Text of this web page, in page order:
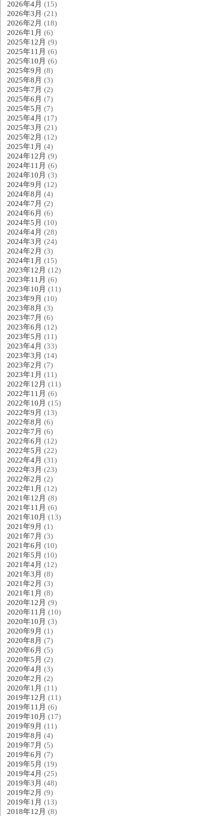
2026年4月 (15)
2026年3月 (21)
2026年2月 (18)
2026年1月 (6)
2025年12月 (9)
2025年11月 (6)
2025年10月 (6)
2025年9月 (8)
2025年8月 (3)
2025年7月 (2)
2025年6月 (7)
2025年5月 (7)
2025年4月 (17)
2025年3月 (21)
2025年2月 (12)
2025年1月 (4)
2024年12月 (9)
2024年11月 (6)
2024年10月 (3)
2024年9月 (12)
2024年8月 (4)
2024年7月 (2)
2024年6月 (6)
2024年5月 (10)
2024年4月 (28)
2024年3月 (24)
2024年2月 (3)
2024年1月 (15)
2023年12月 (12)
2023年11月 (6)
2023年10月 (11)
2023年9月 (10)
2023年8月 (3)
2023年7月 (6)
2023年6月 (12)
2023年5月 (11)
2023年4月 (33)
2023年3月 (14)
2023年2月 (7)
2023年1月 (11)
2022年12月 (11)
2022年11月 (6)
2022年10月 (15)
2022年9月 (13)
2022年8月 (6)
2022年7月 (6)
2022年6月 (12)
2022年5月 (22)
2022年4月 (31)
2022年3月 (23)
2022年2月 (2)
2022年1月 (12)
2021年12月 (8)
2021年11月 (6)
2021年10月 (13)
2021年9月 (1)
2021年7月 (3)
2021年6月 (10)
2021年5月 (10)
2021年4月 (12)
2021年3月 (8)
2021年2月 (3)
2021年1月 (8)
2020年12月 (9)
2020年11月 (10)
2020年10月 (3)
2020年9月 (1)
2020年8月 (7)
2020年6月 (5)
2020年5月 (2)
2020年4月 (3)
2020年2月 (2)
2020年1月 (11)
2019年12月 (11)
2019年11月 (6)
2019年10月 (17)
2019年9月 (11)
2019年8月 (4)
2019年7月 (5)
2019年6月 (7)
2019年5月 (19)
2019年4月 (25)
2019年3月 (48)
2019年2月 (9)
2019年1月 (13)
2018年12月 (8)